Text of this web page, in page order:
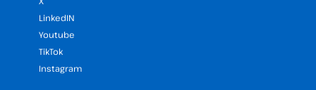
LinkedIN
Youtube
TikTok
Instagram